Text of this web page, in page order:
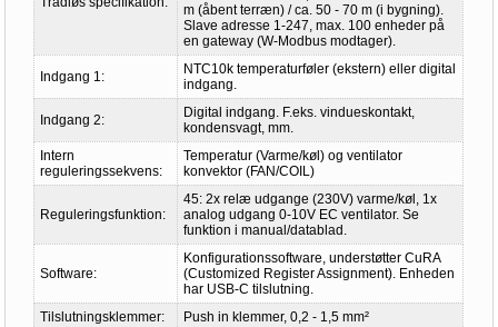
m (åbent terræn) / ca. 50 - 70 m (i bygning).
Slave adresse 1-247, max. 100 enheder på
en gateway (W-Modbus modtager).
Indgang 1:
NTC10k temperaturføler (ekstern) eller digital
indgang.
Indgang 2:
Digital indgang. F.eks. vindueskontakt,
kondensvagt, mm.
Intern
reguleringssekvens:
Temperatur (Varme/køl) og ventilator
konvektor (FAN/COIL)
Reguleringsfunktion:
45: 2x relæ udgange (230V) varme/køl, 1x
analog udgang 0-10V EC ventilator. Se
funktion i manual/datablad.
Software:
Konfigurationssoftware, understøtter CuRA
(Customized Register Assignment). Enheden
har USB-C tilslutning.
Tilslutningsklemmer:
Push in klemmer, 0,2 - 1,5 mm²